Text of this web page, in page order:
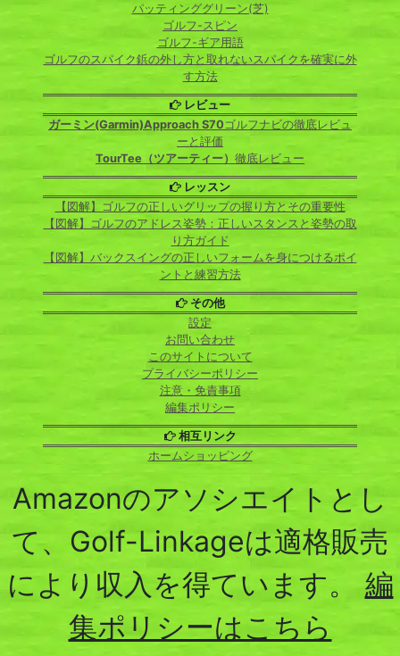
パッティンググリーン(芝)
ゴルフ-スピン
ゴルフ-ギア用語
ゴルフのスパイク鋲の外し方と取れないスパイクを確実に外
す方法
レビュー
ガーミン(Garmin)Approach S70ゴルフナビの徹底レビュ
ーと評価
TourTee（ツアーティー） 徹底レビュー
レッスン
【図解】ゴルフの正しいグリップの握り方とその重要性
【図解】ゴルフのアドレス姿勢：正しいスタンスと姿勢の取
り方ガイド
【図解】バックスイングの正しいフォームを身につけるポイ
ントと練習方法
その他
設定
お問い合わせ
このサイトについて
プライバシーポリシー
注意・免責事項
編集ポリシー
相互リンク
ホームショッピング
Amazonのアソシエイトとし
て、Golf-Linkageは適格販売
により収入を得ています。 編
集ポリシーはこちら